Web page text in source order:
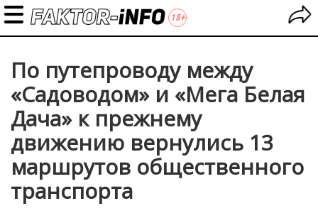
По путепроводу между
«Садоводом» и «Мега Белая
Дача» к прежнему
движению вернулись 13
маршрутов общественного
транспорта